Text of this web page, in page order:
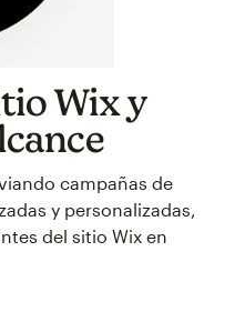
Wix y
campañas de
y personalizadas,
del sitio Wix en